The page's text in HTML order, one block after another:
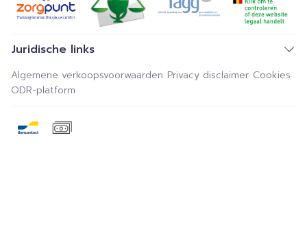
Juridische links
Algemene verkoopsvoorwaarden Privacy disclaimer Cookies
ODR-platform